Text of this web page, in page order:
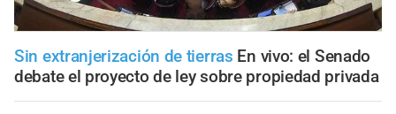
Sin extranjerización de tierras En vivo: el Senado
debate el proyecto de ley sobre propiedad privada